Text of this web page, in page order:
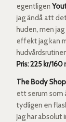
egentligen
jag ändå att
huden, men
effekt jag kan
Pris: 225 kr/160
The Body
ett serum som
tydligen en
Jag har